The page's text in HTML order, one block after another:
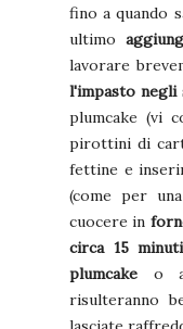
fino a quando
ultimo
lavorare
l'impasto negli
plumcake (vi
pirottini di
fettine e
(come per
cuocere in
circa 15
plumcake o
risulteranno